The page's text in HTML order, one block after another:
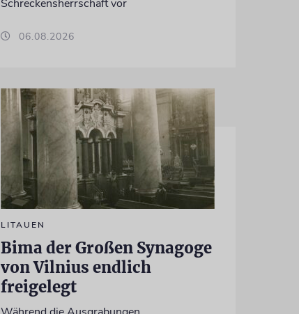
Schreckensherrschaft vor
06.08.2026
LITAUEN
Bima der Großen Synagoge
von Vilnius endlich
freigelegt